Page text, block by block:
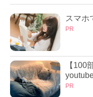
スマホ
PR
【100
PR